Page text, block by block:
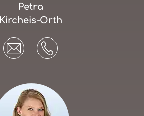
Petra
Kircheis-Orth